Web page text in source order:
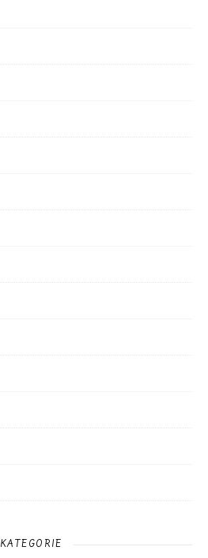
KATEGORIE